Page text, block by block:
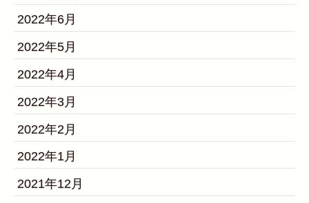
2022年6月
2022年5月
2022年4月
2022年3月
2022年2月
2022年1月
2021年12月